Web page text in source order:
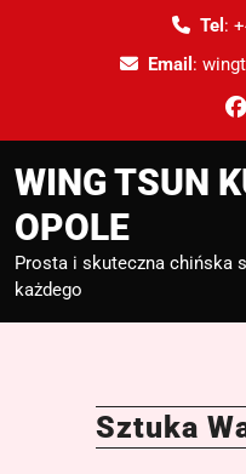
Tel :
Email :
WING TSUN
OPOLE
Prosta i skuteczna chińska
każdego
Sztuka